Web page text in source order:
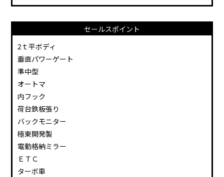
セールスポイント
2ｔ平ボディ
垂直パワーゲート
準中型
オートマ
内フック
荷台鉄板張り
バックモニター
極東開発製
電動格納ミラー
ＥＴＣ
ターボ車